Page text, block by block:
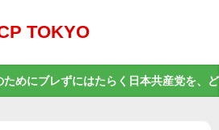
TOKYO
ためにブレずにはたらく日本共産党を、